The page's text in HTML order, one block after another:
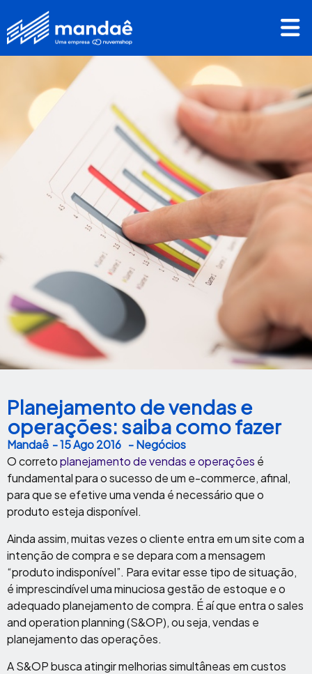
Planejamento de vendas e
operações: saiba como fazer
Mandaê -15 Ago 2016 - Negócios
O corretoplanejamento de vendas e operações é
fundamental para o sucesso de um e-commerce, afinal,
para que se efetive uma venda é necessário que o
produto esteja disponível.
Ainda assim, muitas vezes o cliente entra em um site com a
intenção de compra e se depara com a mensagem
“produto indisponível”. Para evitar esse tipo de situação,
é imprescindível uma minuciosa gestão de estoque e o
adequado planejamento de compra. É aí que entra o sales
and operation planning (S&OP), ou seja, vendas e
planejamento das operações.
A S&OP busca atingir melhorias simultâneas em custos